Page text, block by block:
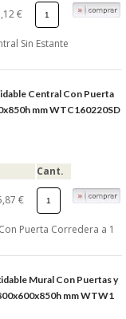
€
Sin Estante
Central Con Puerta
mm WTC160220SD
Cant.
€
Puerta Corredera a 1
Mural Con Puertas y
mm WTW1